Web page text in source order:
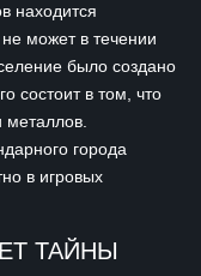
находится
может в течении
было создано
состоит в том, что
металлов.
города
в игровых
ТАЙНЫ